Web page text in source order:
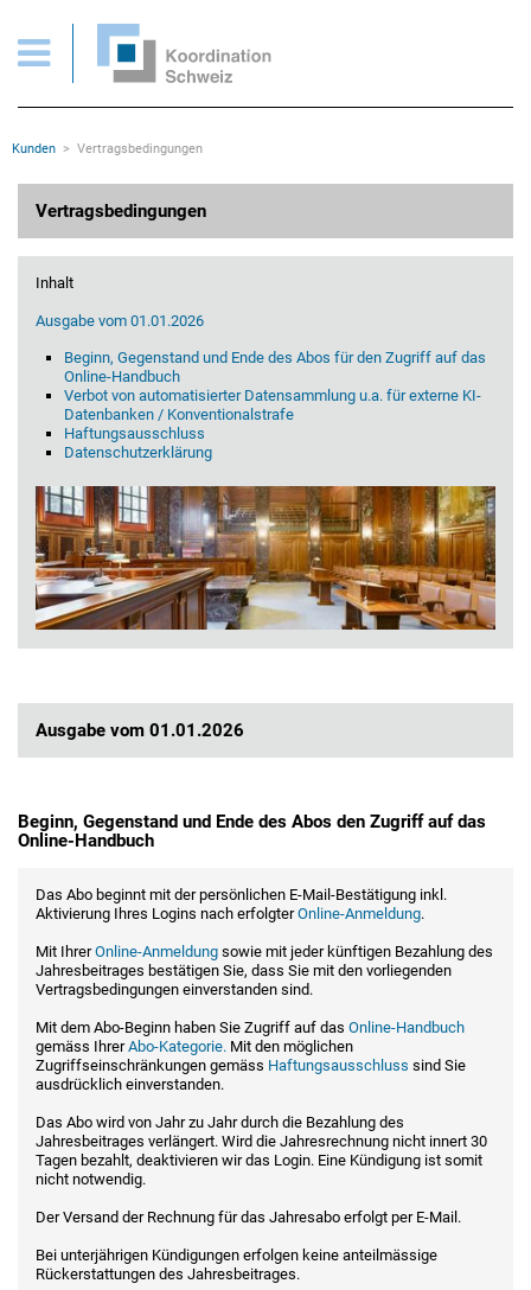
Wichtige Seiten
Home
Inhalt
Sitemap
Rootline Navigation
Kunden Vertragsbedingungen
Vertragsbedingungen
Inhalt
Ausgabe vom 01.01.2026
Beginn, Gegenstand und Ende des Abos für den Zugriff auf das
Online-Handbuch
Verbot von automatisierter Datensammlung u.a. für externe KI-
Datenbanken / Konventionalstrafe
Haftungsausschluss
Datenschutzerklärung
Ausgabe vom 01.01.2026
Beginn, Gegenstand und Ende des Abos den Zugriff auf das
Online-Handbuch
Das Abo beginnt mit der persönlichen E-Mail-Bestätigung inkl.
Aktivierung Ihres Logins nach erfolgterOnline-Anmeldung.
Mit IhrerOnline-Anmeldung sowie mit jeder künftigen Bezahlung des
Jahresbeitrages bestätigen Sie, dass Sie mit den vorliegenden
Vertragsbedingungen einverstanden sind.
Mit dem Abo-Beginn haben Sie Zugriff auf das Online-Handbuch
gemäss IhrerAbo-Kategorie. Mit den möglichen
Zugriffseinschränkungen gemäss Haftungsausschluss sind Sie
ausdrücklich einverstanden.
Das Abo wird von Jahr zu Jahr durch die Bezahlung des
Jahresbeitrages verlängert. Wird die Jahresrechnung nicht innert 30
Tagen bezahlt, deaktivieren wir das Login. Eine Kündigung ist somit
nicht notwendig.
Der Versand der Rechnung für das Jahresabo erfolgt per E-Mail.
Bei unterjährigen Kündigungen erfolgen keine anteilmässige
Rückerstattungen des Jahresbeitrages.